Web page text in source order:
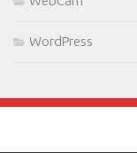
WordPress